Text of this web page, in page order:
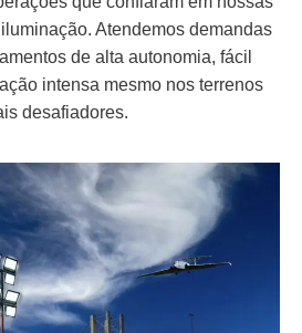
Atendemos demandas
de alta autonomia, fácil
intensa mesmo nos terrenos
desafiadores.